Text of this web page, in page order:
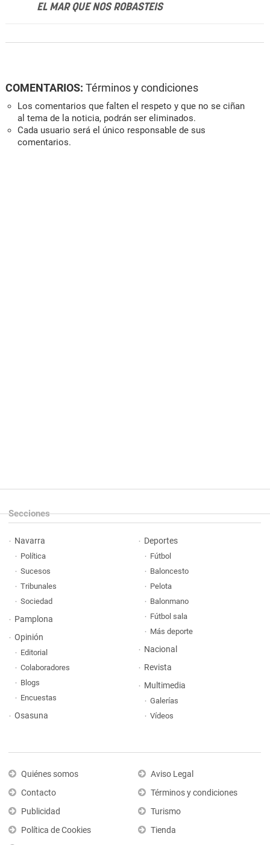
EL MAR QUE NOS ROBASTEIS
COMENTARIOS: Términos y condiciones
Los comentarios que falten el respeto y que no se ciñan
al tema de la noticia, podrán ser eliminados.
Cada usuario será el único responsable de sus
comentarios.
Secciones
Navarra
Política
Sucesos
Tribunales
Sociedad
Pamplona
Opinión
Editorial
Colaboradores
Blogs
Encuestas
Osasuna
Deportes
Fútbol
Baloncesto
Pelota
Balonmano
Fútbol sala
Más deporte
Nacional
Revista
Multimedia
Galerías
Vídeos
Quiénes somos
Contacto
Publicidad
Política de Cookies
Aviso Legal
Términos y condiciones
Turismo
Tienda